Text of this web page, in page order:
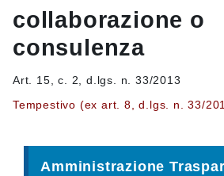
collaborazione o
consulenza
Art. 15, c. 2, d.lgs. n. 33/2013
Tempestivo (ex art. 8, d.lgs. n. 33/
Amministrazione